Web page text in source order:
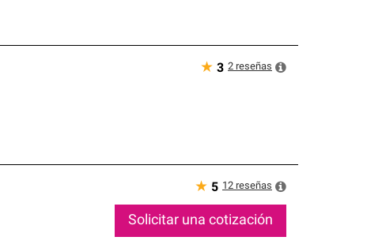
★ 3 2 reseñas
★ 5 12 reseñas
Solicitar una cotización